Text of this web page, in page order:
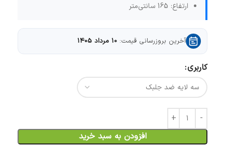
ارتفاع: 165 سانتی‌متر
آخرین بروزرسانی قیمت: 10 مرداد 1405
کاربری
افزودن به سبد خرید